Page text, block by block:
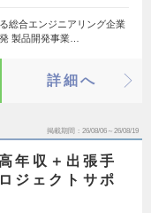
総合エンジニアリング企業
製品開発事業…
詳細へ
掲載期間 26/08/06～26/08/19
年収＋出張手
ジェクトサポ